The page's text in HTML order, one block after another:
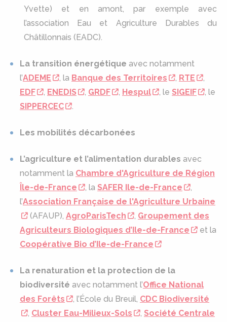
Yvette) et en amont, par exemple avec
l’association Eau et Agriculture Durables du
Châtillonnais (EADC).
La transition énergétique avec notamment
l’ADEME , la Banque des Territoires , RTE
,
EDF
, ENEDIS , GRDF , Hespul , le SIGEIF
, le
SIPPERCEC
.
Les mobilités décarbonées
L’agriculture et l’alimentation durables avec
notamment la Chambre d'Agriculture de Région
Île-de-France
, la SAFER Ile-de-France
,
l’Association Française de l'Agriculture Urbaine
(AFAUP), AgroParisTech , Groupement des
Agriculteurs Biologiques d’Ile-de-France
et la
Coopérative Bio d’Ile-de-France
La renaturation et la protection de la
biodiversité avec notamment l’Office National
des Forêts
, l’École du Breuil, CDC Biodiversité
, Cluster Eau-Milieux-Sols , Société Centrale